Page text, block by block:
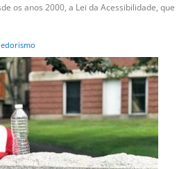
os anos 2000, a Lei da Acessibilidade, que